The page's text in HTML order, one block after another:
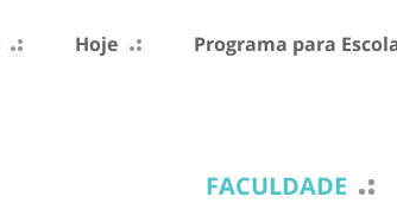
Hoje Programa para
FACULDADE